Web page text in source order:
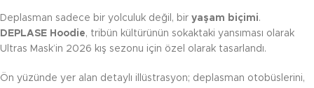
Deplasman sadece bir yolculuk değil, bir yaşam biçimi.
DEPLASE Hoodie, tribün kültürünün sokaktaki yansıması olarak
Ultras Mask’in 2026 kış sezonu için özel olarak tasarlandı.
Ön yüzünde yer alan detaylı illüstrasyon; deplasman otobüslerini,